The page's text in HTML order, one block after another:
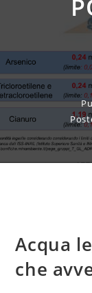
Acqua
che